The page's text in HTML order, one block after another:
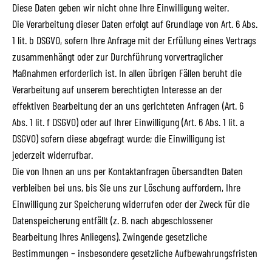
Diese Daten geben wir nicht ohne Ihre Einwilligung weiter.
Die Verarbeitung dieser Daten erfolgt auf Grundlage von Art. 6 Abs.
1 lit. b DSGVO, sofern Ihre Anfrage mit der Erfüllung eines Vertrags
zusammenhängt oder zur Durchführung vorvertraglicher
Maßnahmen erforderlich ist. In allen übrigen Fällen beruht die
Verarbeitung auf unserem berechtigten Interesse an der
effektiven Bearbeitung der an uns gerichteten Anfragen (Art. 6
Abs. 1 lit. f DSGVO) oder auf Ihrer Einwilligung (Art. 6 Abs. 1 lit. a
DSGVO) sofern diese abgefragt wurde; die Einwilligung ist
jederzeit widerrufbar.
Die von Ihnen an uns per Kontaktanfragen übersandten Daten
verbleiben bei uns, bis Sie uns zur Löschung auffordern, Ihre
Einwilligung zur Speicherung widerrufen oder der Zweck für die
Datenspeicherung entfällt (z. B. nach abgeschlossener
Bearbeitung Ihres Anliegens). Zwingende gesetzliche
Bestimmungen – insbesondere gesetzliche Aufbewahrungsfristen